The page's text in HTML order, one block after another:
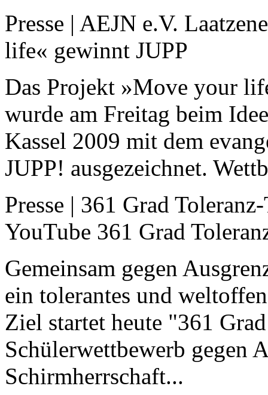
Presse | AEJN e.V.
life« gewinnt JUPP
Das Projekt »Move your
wurde am Freitag beim
Kassel 2009 mit dem
JUPP! ausgezeichnet.
Presse | 361 Grad
YouTube 361 Grad
Gemeinsam gegen
ein tolerantes und
Ziel startet heute "361
Schülerwettbewerb gegen
Schirmherrschaft...